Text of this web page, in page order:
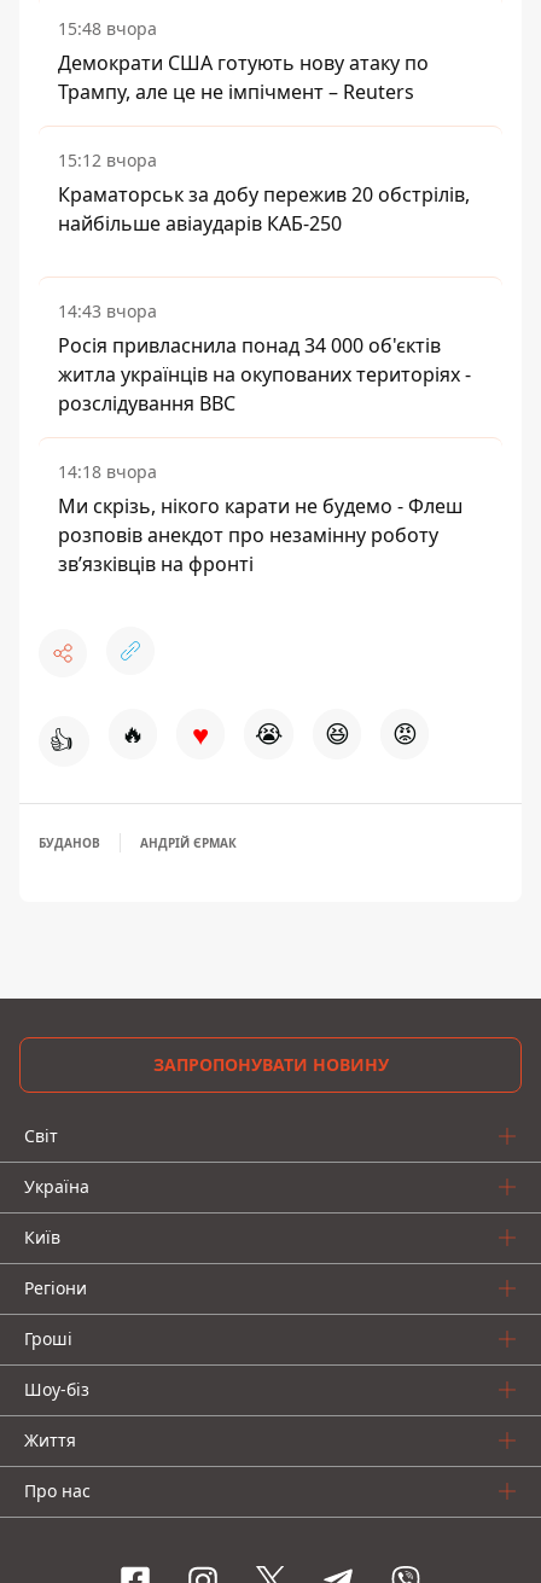
15:48 вчора
Демократи США готують нову атаку по
Трампу, але це не імпічмент – Reuters
15:12 вчора
Краматорськ за добу пережив 20 обстрілів,
найбільше авіаударів КАБ-250
14:43 вчора
Росія привласнила понад 34 000 об'єктів
житла українців на окупованих територіях -
розслідування BBC
14:18 вчора
Ми скрізь, нікого карати не будемо - Флеш
розповів анекдот про незамінну роботу
зв’язківців на фронті
👍 🔥 ♥ 😭 😆 😡
БУДАНОВ АНДРІЙ ЄРМАК
ЗАПРОПОНУВАТИ НОВИНУ
Світ
Україна
Київ
Регіони
Гроші
Шоу-біз
Життя
Про нас